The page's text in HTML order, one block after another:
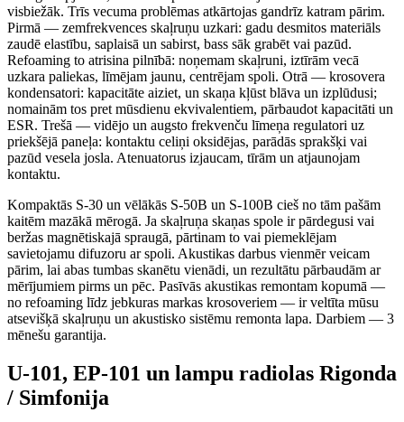
visbiežāk. Trīs vecuma problēmas atkārtojas gandrīz katram pārim.
Pirmā — zemfrekvences skaļruņu uzkari: gadu desmitos materiāls
zaudē elastību, saplaisā un sabirst, bass sāk grabēt vai pazūd.
Refoaming to atrisina pilnībā: noņemam skaļruni, iztīrām vecā
uzkara paliekas, līmējam jaunu, centrējam spoli. Otrā — krosovera
kondensatori: kapacitāte aiziet, un skaņa kļūst blāva un izplūdusi;
nomainām tos pret mūsdienu ekvivalentiem, pārbaudot kapacitāti un
ESR. Trešā — vidējo un augsto frekvenču līmeņa regulatori uz
priekšējā paneļa: kontaktu celiņi oksidējas, parādās sprakšķi vai
pazūd vesela josla. Atenuatorus izjaucam, tīrām un atjaunojam
kontaktu.
Kompaktās S-30 un vēlākās S-50B un S-100B cieš no tām pašām
kaitēm mazākā mērogā. Ja skaļruņa skaņas spole ir pārdegusi vai
beržas magnētiskajā spraugā, pārtinam to vai piemeklējam
savietojamu difuzoru ar spoli. Akustikas darbus vienmēr veicam
pārim, lai abas tumbas skanētu vienādi, un rezultātu pārbaudām ar
mērījumiem pirms un pēc. Pasīvās akustikas remontam kopumā —
no refoaming līdz jebkuras markas krosoveriem — ir veltīta mūsu
atsevišķā skaļruņu un akustisko sistēmu remonta lapa. Darbiem — 3
mēnešu garantija.
U-101, EP-101 un lampu radiolas Rigonda
/ Simfonija